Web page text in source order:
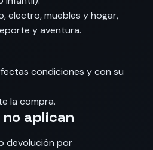
electro, muebles y hogar,
y aventura.
condiciones y con su
la compra.
aplican
devolución por